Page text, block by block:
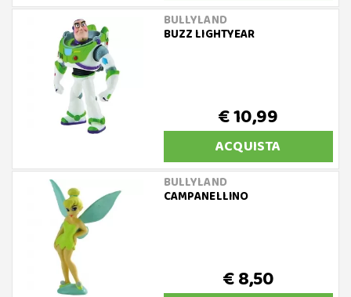
BULLYLAND
BUZZ LIGHTYEAR
€ 10,99
ACQUISTA
BULLYLAND
CAMPANELLINO
€ 8,50